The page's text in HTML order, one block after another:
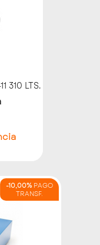
310 LTS.
-10,00%PAGO
TRANSF.